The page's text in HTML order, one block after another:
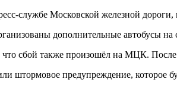
службе Московской железной дороги,
дополнительные автобусы
что сбой также произошёл на МЦК.
штормовое предупреждение, которое